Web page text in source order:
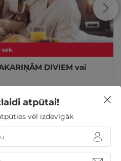
sek.
DIVIEM vai
atpūtai!
vēl izdevīgāk